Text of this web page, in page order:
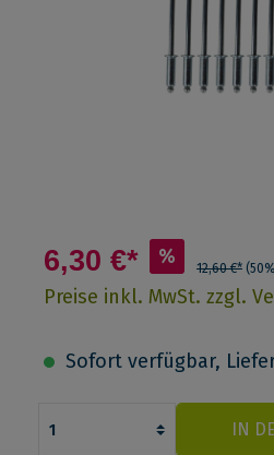
6,30 €* % 12,60 €*
Preise inkl. MwSt. zzgl.
Sofort verfügbar,
IN